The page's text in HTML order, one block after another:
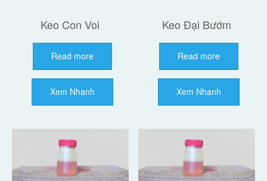
Keo Con Voi
Read more
Xem Nhanh
Keo Đại Bướm
Read more
Xem Nhanh